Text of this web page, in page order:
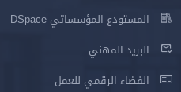
المستودع المؤسساتي DSpace
البريد المهني
الفضاء الرقمي للعمل